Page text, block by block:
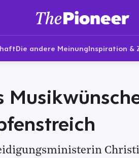
Die andere MeinungInspiration &